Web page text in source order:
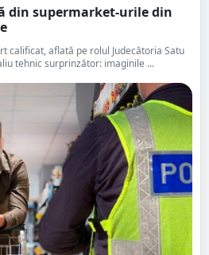
din supermarket-urile din
calificat, aflată pe rolul Judecătoria Satu
tehnic surprinzător: imaginile ...